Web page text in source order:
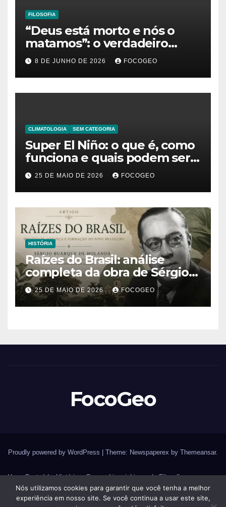
FILOSOFIA
“Deus está morto e nós o
matamos”: o verdadeiro
significado da frase de
Friedrich Nietzsche
8 DE JUNHO DE 2026 FOCOGEO
CLIMATOLOGIA SEM CATEGORIA
Super El Niño: o que é, como
funciona e quais podem ser
os impactos desse fenômeno
climático extremo no Brasil e
no mundo
25 DE MAIO DE 2026 FOCOGEO
HISTÓRIA
Raízes do Brasil: análise
completa da obra de Sérgio
Buarque de Holanda e sua
importância para entender a
formação do Brasil
25 DE MAIO DE 2026 FOCOGEO
FocoGeo
Proudly powered by WordPress Theme: Newspaperex by Themeansar.
HomeConteúdosHistória – GuerrasLivrariaLivros de Filosofia
Livros de Geografia Livros de HistóriaLivros de Histórias
Nós utilizamos cookies para garantir que você tenha a melhor
experiência em nosso site. Se você continua a usar este site,